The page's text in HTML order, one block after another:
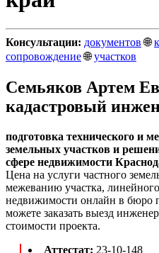
Консультации: документов🌐
сопровождение🌐участков
Семьяков Артем
кадастровый
подготовка технического и
земельных участков и
сфере недвижимости
Цена на услуги частного
межеванию участка,
недвижимости онлайн в бюро
можете заказать выезд
стоимости проекта.
Аттестат: 23-10-148